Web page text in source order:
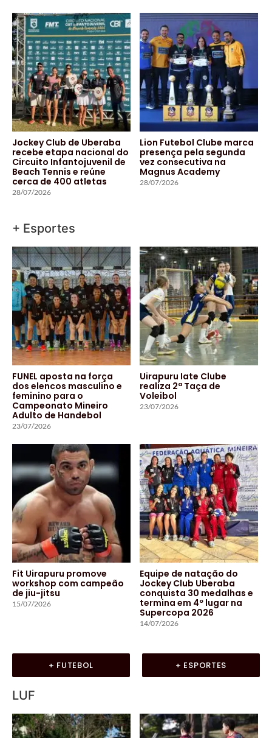
Jockey Club de Uberaba
recebe etapa nacional do
Circuito Infantojuvenil de
Beach Tennis e reúne
cerca de 400 atletas
28/07/2026
Lion Futebol Clube marca
presença pela segunda
vez consecutiva na
Magnus Academy
28/07/2026
+ Esportes
FUNEL aposta na força
dos elencos masculino e
feminino para o
Campeonato Mineiro
Adulto de Handebol
23/07/2026
Uirapuru Iate Clube
realiza 2ª Taça de
Voleibol
23/07/2026
Fit Uirapuru promove
workshop com campeão
de jiu-jitsu
15/07/2026
Equipe de natação do
Jockey Club Uberaba
conquista 30 medalhas e
termina em 4º lugar na
Supercopa 2026
14/07/2026
+ FUTEBOL + ESPORTES
LUF